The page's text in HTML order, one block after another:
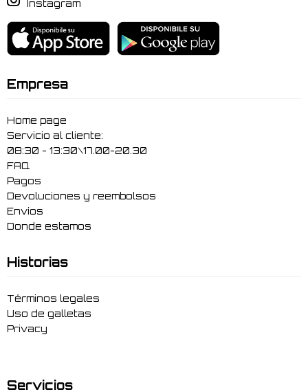
Instagram
Empresa
Home page
Servicio al cliente:
08:30 - 13:30\17.00-20.30
FAQ
Pagos
Devoluciones y reembolsos
Envíos
Donde estamos
Historias
Términos legales
Uso de galletas
Privacy
Servicios